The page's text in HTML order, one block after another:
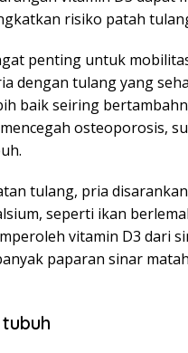
risiko patah
penting untuk
dengan tulang yang
baik seiring
osteoporosis,
tulang, pria
seperti ikan
vitamin D3 dari
paparan sinar